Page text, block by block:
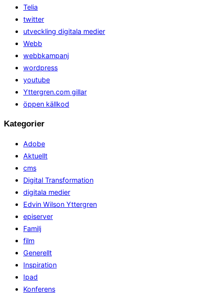
Telia
twitter
utveckling digitala medier
Webb
webbkampanj
wordpress
youtube
Yttergren.com gillar
öppen källkod
Kategorier
Adobe
Aktuellt
cms
Digital Transformation
digitala medier
Edvin Wilson Yttergren
episerver
Familj
film
Generellt
Inspiration
Ipad
Konferens